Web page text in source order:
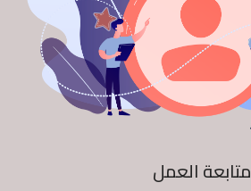
متابعة العمل